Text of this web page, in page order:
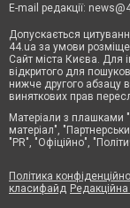
E-mail редакції:
Допускається
44.ua за умови
Сайт міста Києва. Для
відкритого для
нижче другого абзацу
виняткових прав
Матеріали з плашками
матеріал",
"PR", "Офіційно",
Політика
класифайд Редакційна